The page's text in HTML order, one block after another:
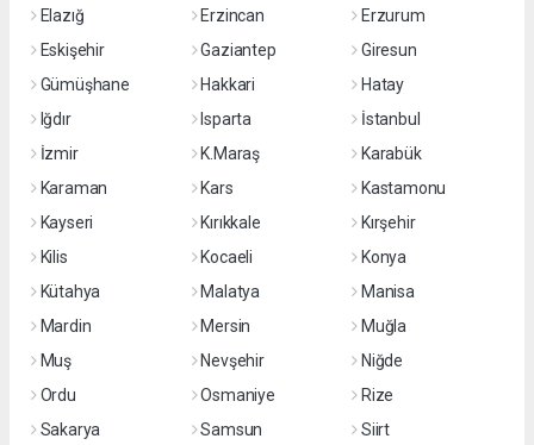
Elazığ
Erzincan
Erzurum
Eskişehir
Gaziantep
Giresun
Gümüşhane
Hakkari
Hatay
Iğdır
Isparta
İstanbul
İzmir
K.Maraş
Karabük
Karaman
Kars
Kastamonu
Kayseri
Kırıkkale
Kırşehir
Kilis
Kocaeli
Konya
Kütahya
Malatya
Manisa
Mardin
Mersin
Muğla
Muş
Nevşehir
Niğde
Ordu
Osmaniye
Rize
Sakarya
Samsun
Siirt